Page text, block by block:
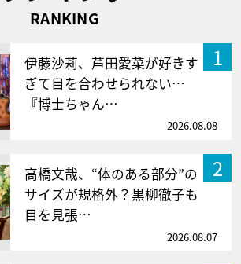
RANKING
1
伊藤沙莉、芦田愛菜が好きす
ぎて目を合わせられない…
『博士ちゃん…
2026.08.08
2
高橋文哉、“体のある部分”の
サイズが規格外？黒柳徹子も
目を見張…
2026.08.07